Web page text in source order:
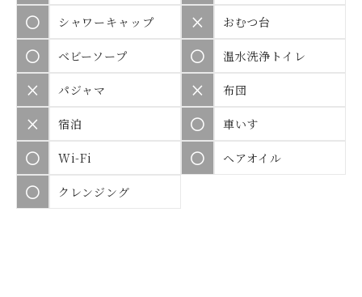
○ シャワーキャップ × おむつ台
○ ベビーソープ ○ 温水洗浄トイレ
× パジャマ × 布団
× 宿泊 ○ 車いす
○ Wi-Fi ○ ヘアオイル
○ クレンジング